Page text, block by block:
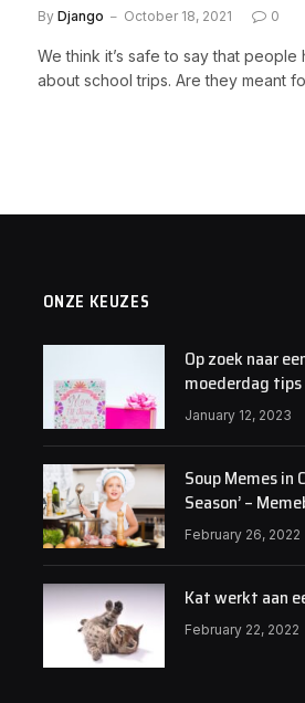
By Django October 18, 2021 0
We think it’s safe to say that
about school trips. Are they meant
ONZE KEUZES
Op zoek naar
moederdag tips
January 12, 2023
Soup Memes in
Season’ –
February 26, 2022
Kat werkt aan
February 22, 2022